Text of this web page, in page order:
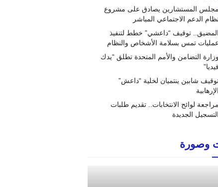
مجلس المستشارين يصادق على مشروع
نظام الدعم الاجتماعي المباشر
المضيق.. توقيف “داعشي” خطط لتنفيذ
عمليات تمس بسلامة الأشخاص والنظام
وزارة التضامن والأمم المتحدة تطلق “يدك
فيديا”
شابين ينتميان لخلية “داعش”
الإرهابية
مراجعة لوائح الانتخابات.. تقديم طلبات
التسجيل الجديدة
وصورة